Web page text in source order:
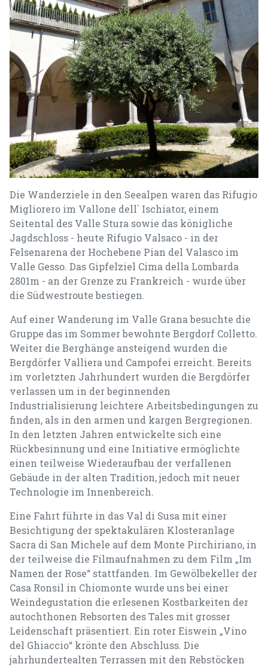
Die Wanderziele in den Seealpen waren das Rifugio
Migliorero im Vallone dell` Ischiator, einem
Seitental des Valle Stura sowie das königliche
Jagdschloss - heute Rifugio Valsaco - in der
Felsenarena der Hochebene Pian del Valasco im
Valle Gesso. Das Gipfelziel Cima della Lombarda
2801m - an der Grenze zu Frankreich - wurde über
die Südwestroute bestiegen.
Auf einer Wanderung im Valle Grana besuchte die
Gruppe das im Sommer bewohnte Bergdorf Colletto.
Weiter die Berghänge ansteigend wurden die
Bergdörfer Valliera und Campofei erreicht. Bereits
im vorletzten Jahrhundert wurden die Bergdörfer
verlassen um in der beginnenden
Industrialisierung leichtere Arbeitsbedingungen zu
finden, als in den armen und kargen Bergregionen.
In den letzten Jahren entwickelte sich eine
Rückbesinnung und eine Initiative ermöglichte
einen teilweise Wiederaufbau der verfallenen
Gebäude in der alten Tradition, jedoch mit neuer
Technologie im Innenbereich.
Eine Fahrt führte in das Val di Susa mit einer
Besichtigung der spektakulären Klosteranlage
Sacra di San Michele auf dem Monte Pirchiriano, in
der teilweise die Filmaufnahmen zu dem Film „Im
Namen der Rose“ stattfanden. Im Gewölbekeller der
Casa Ronsil in Chiomonte wurde uns bei einer
Weindegustation die erlesenen Kostbarkeiten der
autochthonen Rebsorten des Tales mit grosser
Leidenschaft präsentiert. Ein roter Eiswein „Vino
del Ghiaccio“ krönte den Abschluss. Die
jahrhundertealten Terrassen mit den Rebstöcken